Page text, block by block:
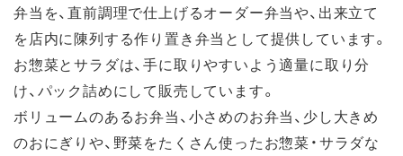
弁当を、直前調理で仕上げるオーダー弁当や、出来立て
を店内に陳列する作り置き弁当として提供しています。
お惣菜とサラダは、手に取りやすいよう適量に取り分
け、パック詰めにして販売しています。
ボリュームのあるお弁当、小さめのお弁当、少し大きめ
のおにぎりや、野菜をたくさん使ったお惣菜・サラダな